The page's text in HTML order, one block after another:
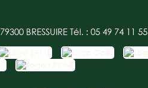
79300 BRESSUIRE Tél. : 05 49 74 11 55